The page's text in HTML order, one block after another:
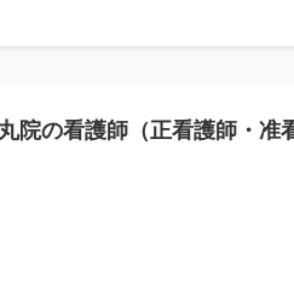
院の看護師（正看護師・准